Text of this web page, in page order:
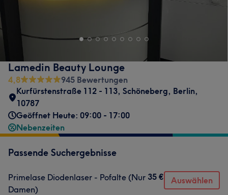
Lamedin Beauty Lounge
4,8
945 Bewertungen
Kurfürstenstraße 112 - 113, Schöneberg, Berlin,
10787
Geöffnet Heute: 09:00 - 17:00
Nebenzeiten
Passende Suchergebnisse
Primelase Diodenlaser - Pofalte (Nur
Damen)
35 € Auswählen